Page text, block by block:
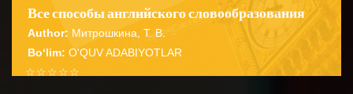
Все способы английского словообразования
Author: Митрошкина, Т. В.
Bo‘lim: O'QUV ADABIYOTLAR
☆
☆
☆
☆
☆